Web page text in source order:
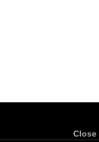
Close